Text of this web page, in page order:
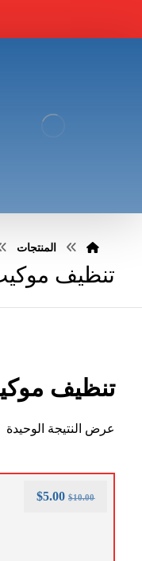
المنتجات
تنظيف
تنظيف
عرض النتيجة الوحيدة
$10.00
$5.00